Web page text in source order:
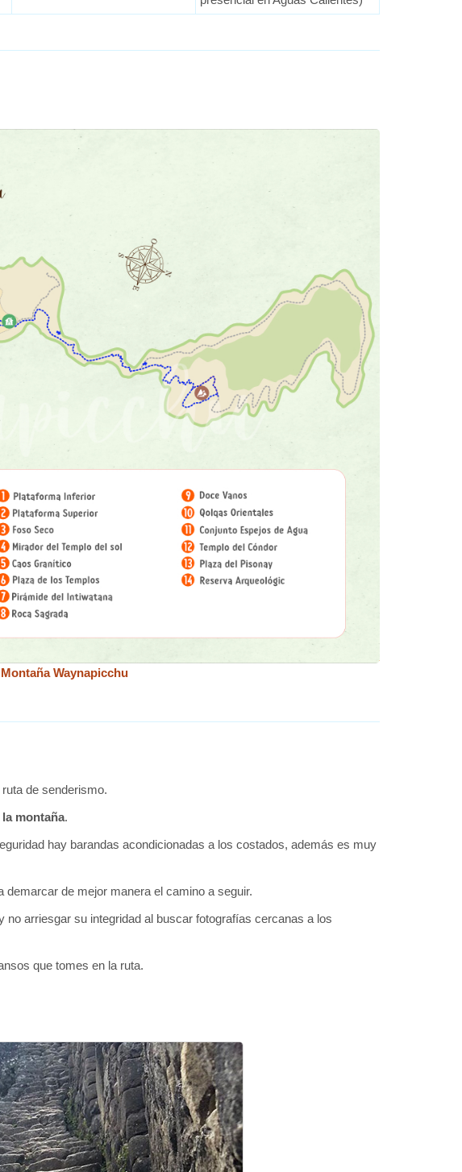
Waynapicchu
de senderismo.
montaña.
hay barandas acondicionadas a los costados, además es muy
de mejor manera el camino a seguir.
arriesgar su integridad al buscar fotografías cercanas a los
que tomes en la ruta.